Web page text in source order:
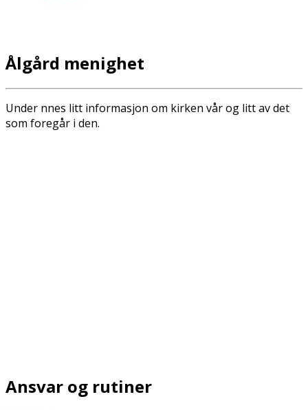
Ålgård menighet
Under finnes litt informasjon om kirken vår og litt av det
som foregår i den.
Ansvar og rutiner